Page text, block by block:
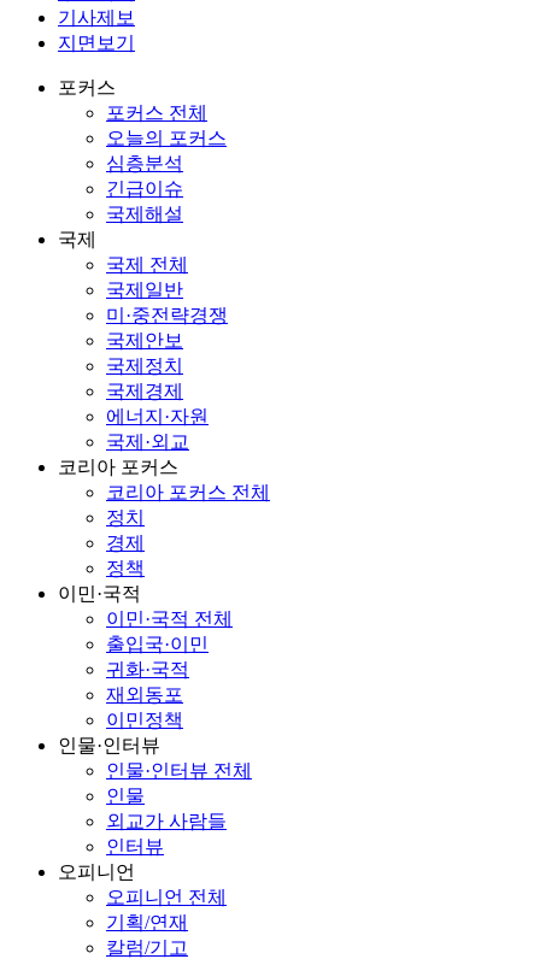
기사제보
지면보기
포커스
포커스 전체
오늘의 포커스
심층분석
긴급이슈
국제해설
국제
국제 전체
국제일반
미·중전략경쟁
국제안보
국제정치
국제경제
에너지·자원
국제·외교
코리아 포커스
코리아 포커스 전체
정치
경제
정책
이민·국적
이민·국적 전체
출입국·이민
귀화·국적
재외동포
이민정책
인물·인터뷰
인물·인터뷰 전체
인물
외교가 사람들
인터뷰
오피니언
오피니언 전체
기획/연재
칼럼/기고